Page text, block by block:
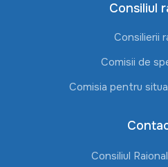
Consiliul
Consilierii
Comisii de
Comisia pentru
Consiliul